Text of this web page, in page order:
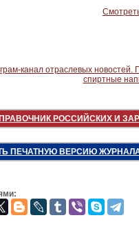
РОССИЙСКИХ И
ПЕЧАТНУЮ ВЕРСИЮ